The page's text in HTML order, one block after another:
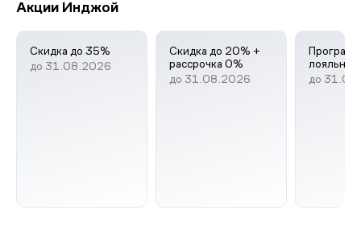
Акции Инджой
Скидка до 35%
до 31.08.2026
Скидка до 20% +
рассрочка 0%
до 31.08.2026
до